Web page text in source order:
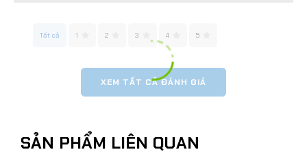
Tất cả 1 2 3 4 5
XEM TẤT CẢ ĐÁNH GIÁ
SẢN PHẨM LIÊN QUAN